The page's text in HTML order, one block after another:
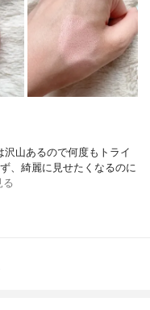
山あるので何度もトライ
、綺麗に見せたくなるのに
る